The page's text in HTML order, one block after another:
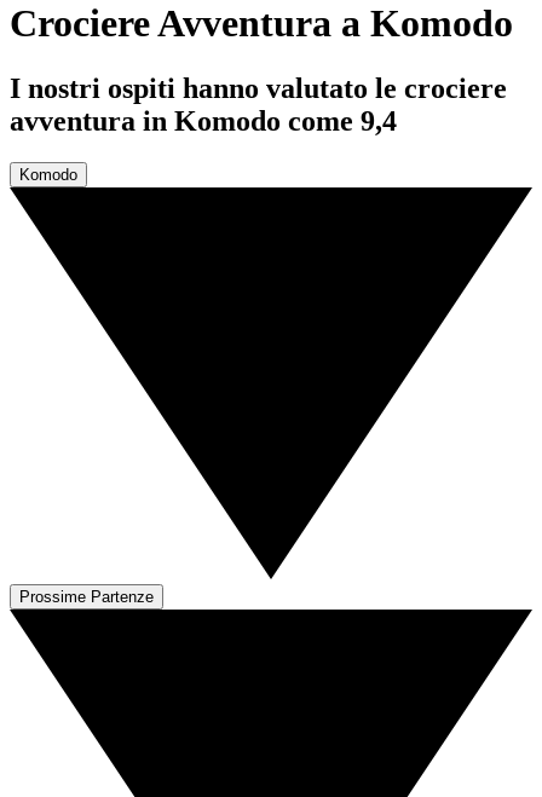
Crociere Avventura a Komodo
I nostri ospiti hanno valutato le crociere
avventura in Komodo come 9,4
Komodo
Prossime Partenze